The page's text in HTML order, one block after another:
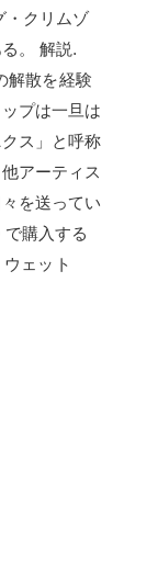
・クリムゾ
。 解説.
解散を経験
プは一旦は
ス」と呼称
アーティス
を送ってい
購入する
ェット